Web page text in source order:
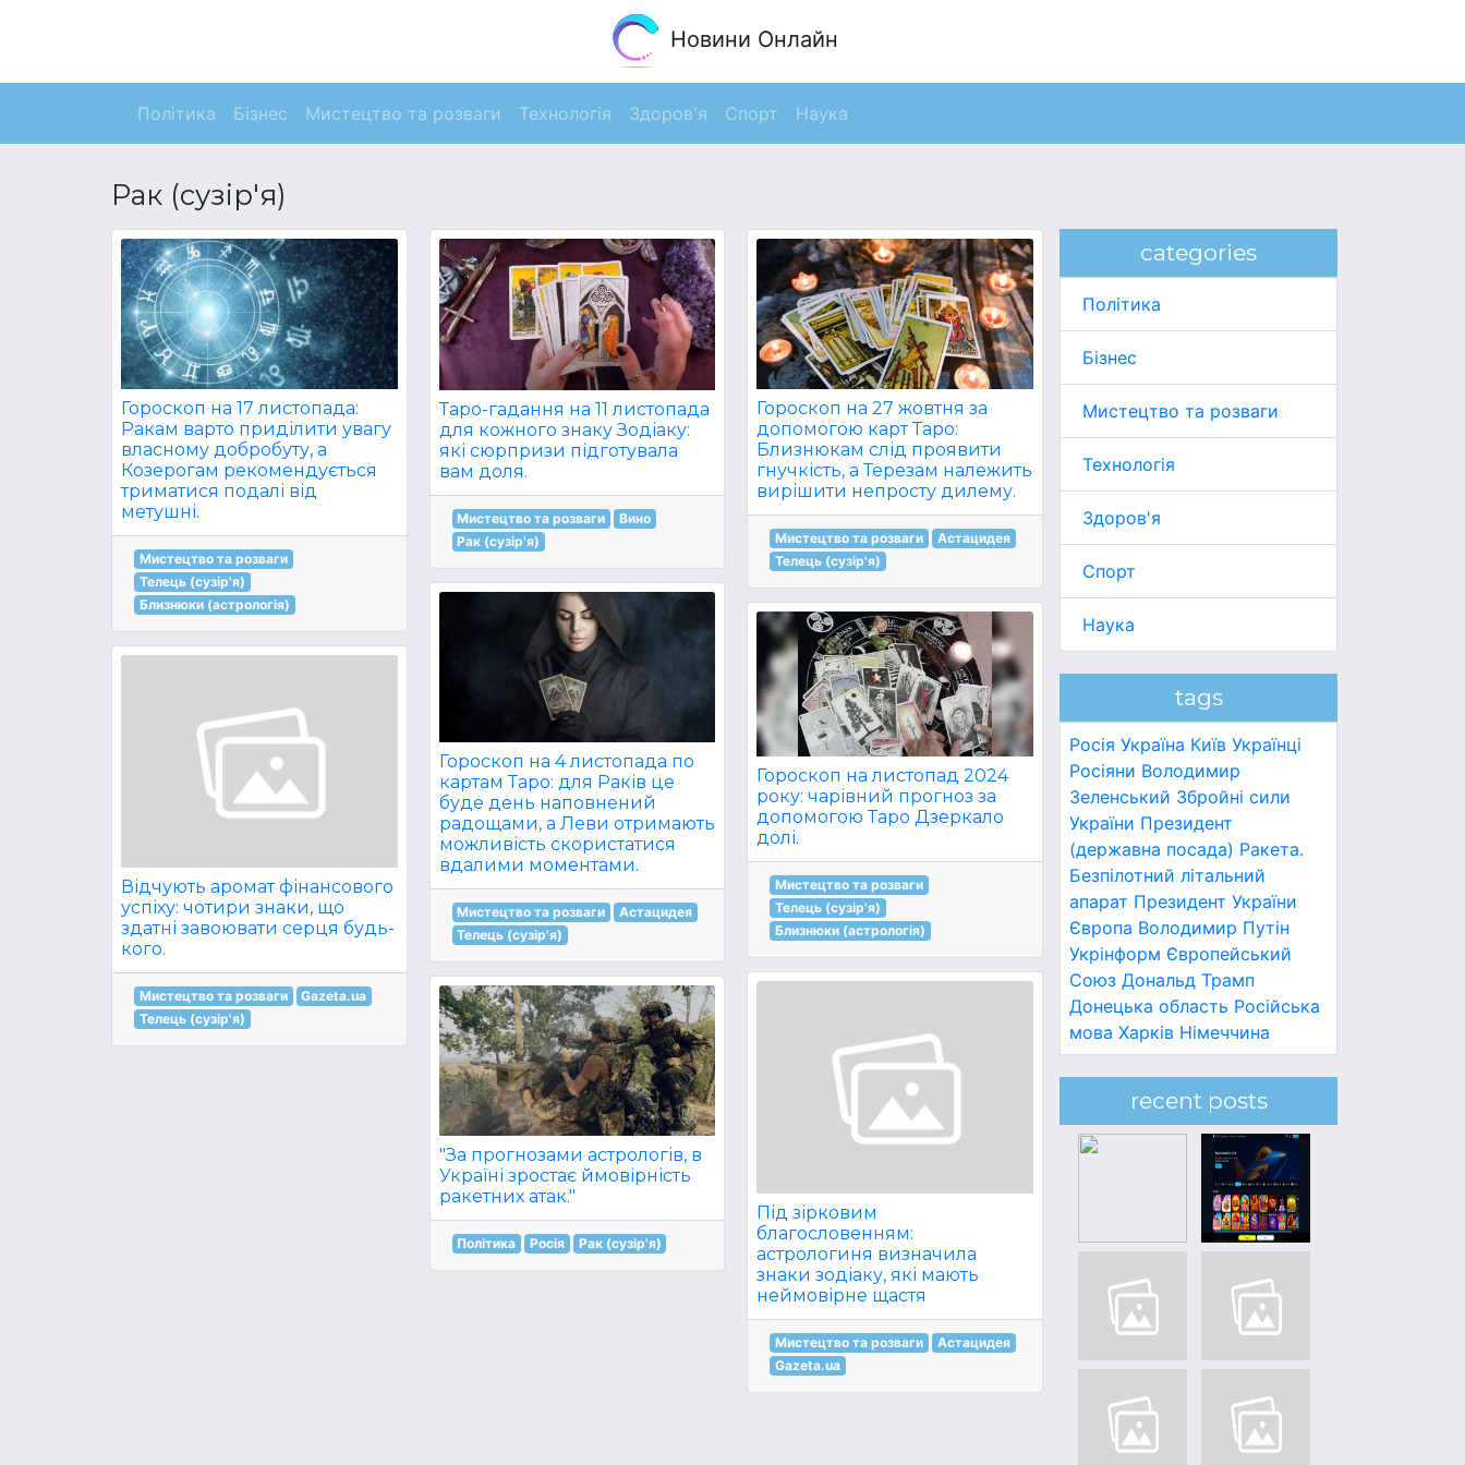
Новини Онлайн
Політика Бізнес Мистецтво та розваги Технологія Здоров'я Спорт Наука
Рак (сузір'я)
Гороскоп на 17 листопада:
Ракам варто приділити увагу
власному добробуту, а
Козерогам рекомендується
триматися подалі від
метушні.
Мистецтво та розваги
Телець (сузір'я)
Близнюки (астрологія)
Відчують аромат фінансового
успіху: чотири знаки, що
здатні завоювати серця будь-
кого.
Мистецтво та розваги
Gazeta.ua
Телець (сузір'я)
Таро-гадання на 11 листопада
для кожного знаку Зодіаку:
які сюрпризи підготувала
вам доля.
Мистецтво та розваги
Вино
Рак (сузір'я)
Гороскоп на 4 листопада по
картам Таро: для Раків це
буде день наповнений
радощами, а Леви отримають
можливість скористатися
вдалими моментами.
Мистецтво та розваги
Астацидея
Телець (сузір'я)
"За прогнозами астрологів, в
Україні зростає ймовірність
ракетних атак."
Політика Росія Рак (сузір'я)
Гороскоп на 27 жовтня за
допомогою карт Таро:
Близнюкам слід проявити
гнучкість, а Терезам належить
вирішити непросту дилему.
Мистецтво та розваги
Астацидея
Телець (сузір'я)
Гороскоп на листопад 2024
року: чарівний прогноз за
допомогою Таро Дзеркало
долі.
Мистецтво та розваги
Телець (сузір'я)
Близнюки (астрологія)
Під зірковим
благословенням:
астрологиня визначила
знаки зодіаку, які мають
неймовірне щастя
Мистецтво та розваги
Астацидея
Gazeta.ua
categories
Політика
Бізнес
Мистецтво та розваги
Технологія
Здоров'я
Спорт
Наука
tags
Росія Україна Київ Українці
Росіяни Володимир
Зеленський Збройні сили
України Президент
(державна посада) Ракета.
Безпілотний літальний
апарат Президент України
Європа Володимир Путін
Укрінформ Європейський
Союз Дональд Трамп
Донецька область Російська
мова Харків Німеччина
recent posts